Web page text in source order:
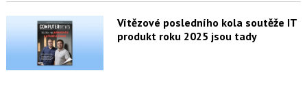
Vítězové posledního kola soutěže IT
produkt roku 2025 jsou tady